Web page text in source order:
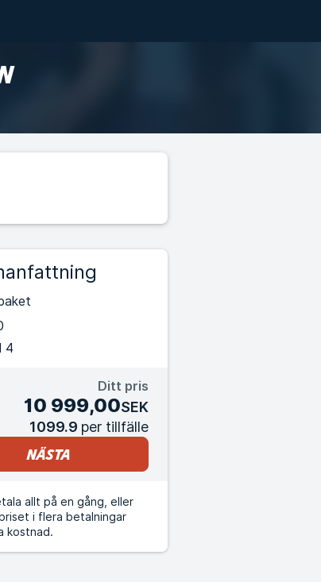
4
Ditt pris
10 999,00SEK
1099.9 per tillfälle
Nästa
allt på en gång, eller
i flera betalningar
kostnad.